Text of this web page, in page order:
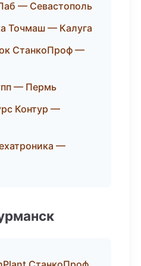
— Севастополь
Точмаш — Калуга
СтанкоПроф —
— Пермь
Контур —
—